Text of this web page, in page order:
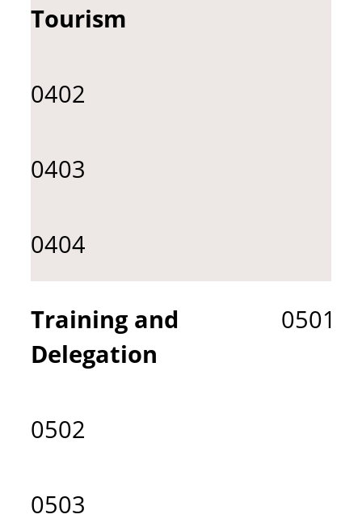
Tourism
0402
0403
0404
Training and
Delegation
0501
0502
0503